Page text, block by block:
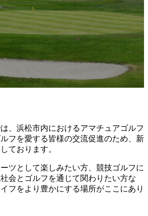
、浜松市内におけるアマチュアゴルフ
フを愛する皆様の交流促進のため、新
ております。
ツとして楽しみたい方、競技ゴルフに
会とゴルフを通じて関わりたい方な
フをより豊かにする場所がここにあり